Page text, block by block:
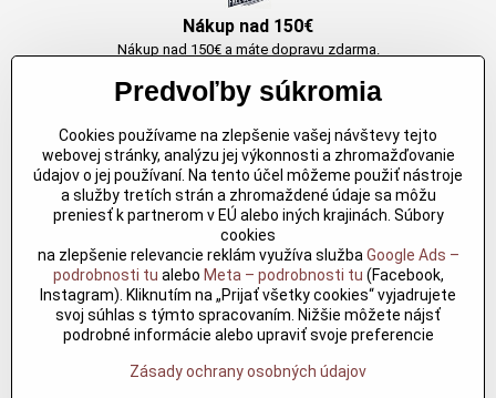
Nákup nad 150€
Nákup nad 150€ a máte dopravu zdarma.
Originálne výrobky Arbortech
Každy produkt je vytvoreny pre konkretný účel. Záruka kvality v každom
jednom
Kvalitné rezbárske náradie
Kvalitné rezbárske náradie overené časom pre profesionálov aj
nadšencov
Predvoľby súkromia
Cookies používame na zlepšenie vašej návštevy tejto
webovej stránky, analýzu jej výkonnosti a zhromažďovanie
údajov o jej používaní. Na tento účel môžeme použiť nástroje
a služby tretích strán a zhromaždené údaje sa môžu
preniesť k partnerom v EÚ alebo iných krajinách. Súbory
cookies
na zlepšenie relevancie reklám využíva služba Google Ads –
podrobnosti tu alebo Meta – podrobnosti tu (Facebook,
Instagram). Kliknutím na „Prijať všetky cookies“ vyjadrujete
svoj súhlas s týmto spracovaním. Nižšie môžete nájsť
podrobné informácie alebo upraviť svoje preferencie
Zásady ochrany osobných údajov